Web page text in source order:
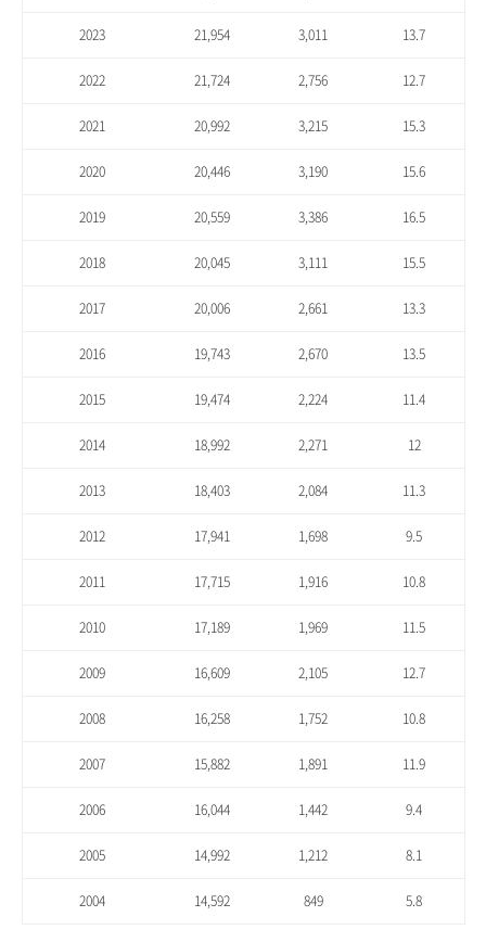
2023 21,954 3,011 13.7
2022 21,724 2,756 12.7
2021 20,992 3,215 15.3
2020 20,446 3,190 15.6
2019 20,559 3,386 16.5
2018 20,045 3,111 15.5
2017 20,006 2,661 13.3
2016 19,743 2,670 13.5
2015 19,474 2,224 11.4
2014 18,992 2,271 12
2013 18,403 2,084 11.3
2012 17,941 1,698 9.5
2011 17,715 1,916 10.8
2010 17,189 1,969 11.5
2009 16,609 2,105 12.7
2008 16,258 1,752 10.8
2007 15,882 1,891 11.9
2006 16,044 1,442 9.4
2005 14,992 1,212 8.1
2004 14,592 849 5.8